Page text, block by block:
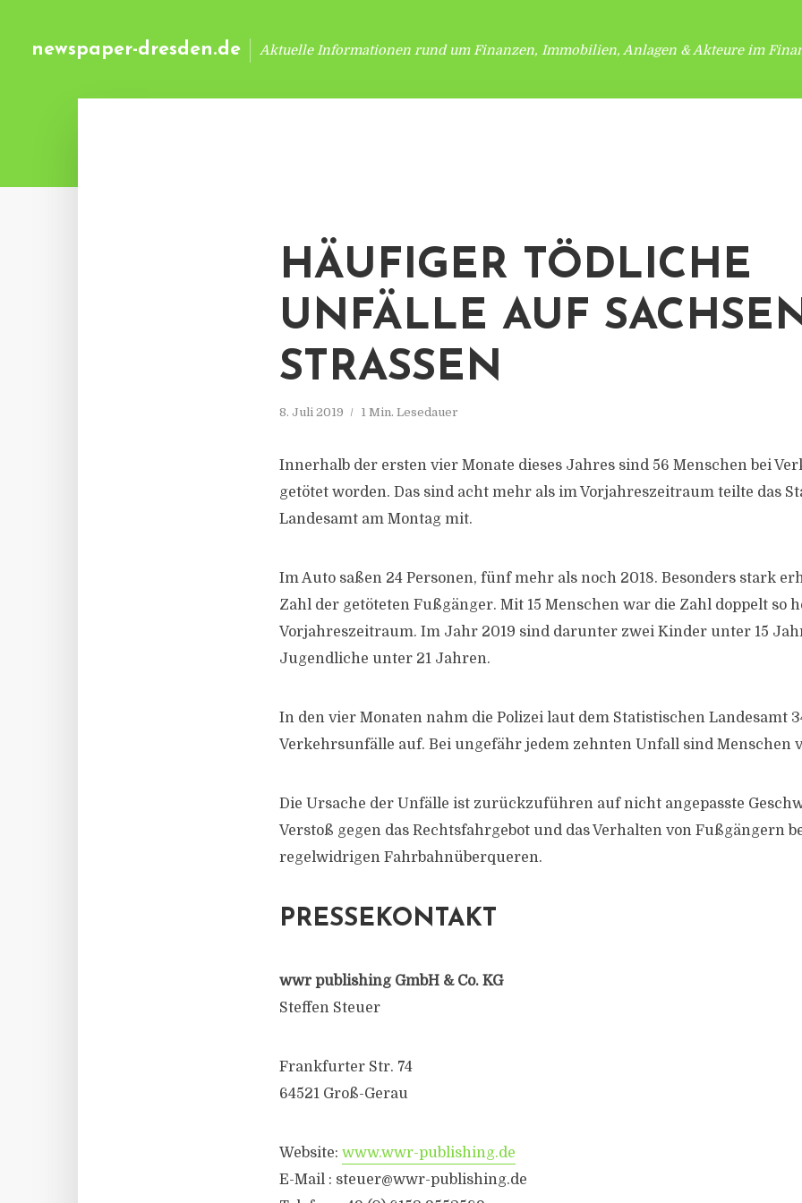
newspaper-dresden.de Aktuelle Informationen rund um Finanzen, Immobilien, Anlagen & Akteure im
HÄUFIGER TÖDLICHE
UNFÄLLE AUF
STRASSEN
8. Juli 2019 1 Min. Lesedauer
Innerhalb der ersten vier Monate dieses Jahres sind 56 Menschen bei
getötet worden. Das sind acht mehr als im Vorjahreszeitraum teilte das
Landesamt am Montag mit.
Im Auto saßen 24 Personen, fünf mehr als noch 2018. Besonders stark
Zahl der getöteten Fußgänger. Mit 15 Menschen war die Zahl doppelt so
Vorjahreszeitraum. Im Jahr 2019 sind darunter zwei Kinder unter 15
Jugendliche unter 21 Jahren.
In den vier Monaten nahm die Polizei laut dem Statistischen Landesamt
Verkehrsunfälle auf. Bei ungefähr jedem zehnten Unfall sind Menschen
Die Ursache der Unfälle ist zurückzuführen auf nicht angepasste
Verstoß gegen das Rechtsfahrgebot und das Verhalten von Fußgängern
regelwidrigen Fahrbahnüberqueren.
PRESSEKONTAKT
wwr publishing GmbH & Co. KG
Steffen Steuer
Frankfurter Str. 74
64521 Groß-Gerau
Website: www.wwr-publishing.de
E-Mail : steuer@wwr-publishing.de